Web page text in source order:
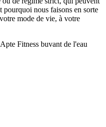
pourquoi nous faisons en sorte
mode de vie, à votre